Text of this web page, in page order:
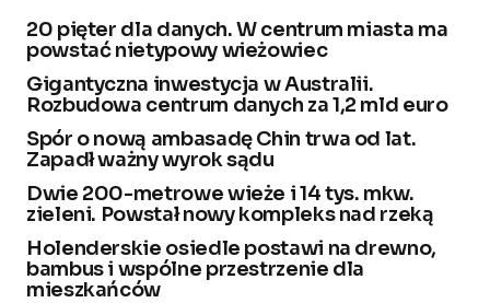
20 pięter dla danych. W centrum miasta ma
powstać nietypowy wieżowiec
Gigantyczna inwestycja w Australii.
Rozbudowa centrum danych za 1,2 mld euro
Spór o nową ambasadę Chin trwa od lat.
Zapadł ważny wyrok sądu
Dwie 200-metrowe wieże i 14 tys. mkw.
zieleni. Powstał nowy kompleks nad rzeką
Holenderskie osiedle postawi na drewno,
bambus i wspólne przestrzenie dla
mieszkańców